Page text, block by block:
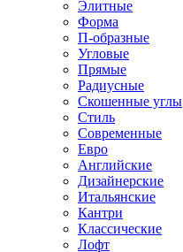
Элитные
Форма
П-образные
Угловые
Прямые
Радиусные
Скошенные углы
Стиль
Современные
Евро
Английские
Дизайнерские
Итальянские
Кантри
Классические
Лофт